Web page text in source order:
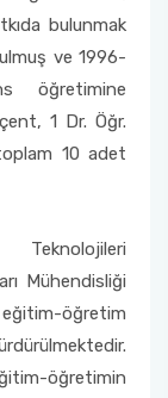
bulunmak
ve 1996-
öğretimine
1 Dr. Öğr.
10 adet
Mühendisliği
eğitim-öğretim
öğretimin